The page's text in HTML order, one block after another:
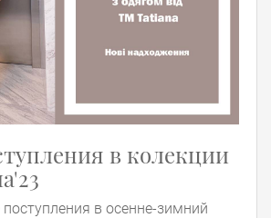
в колекции
в осенне-зимний